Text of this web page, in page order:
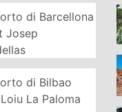
di Barcellona
Josep
di Bilbao
La Paloma